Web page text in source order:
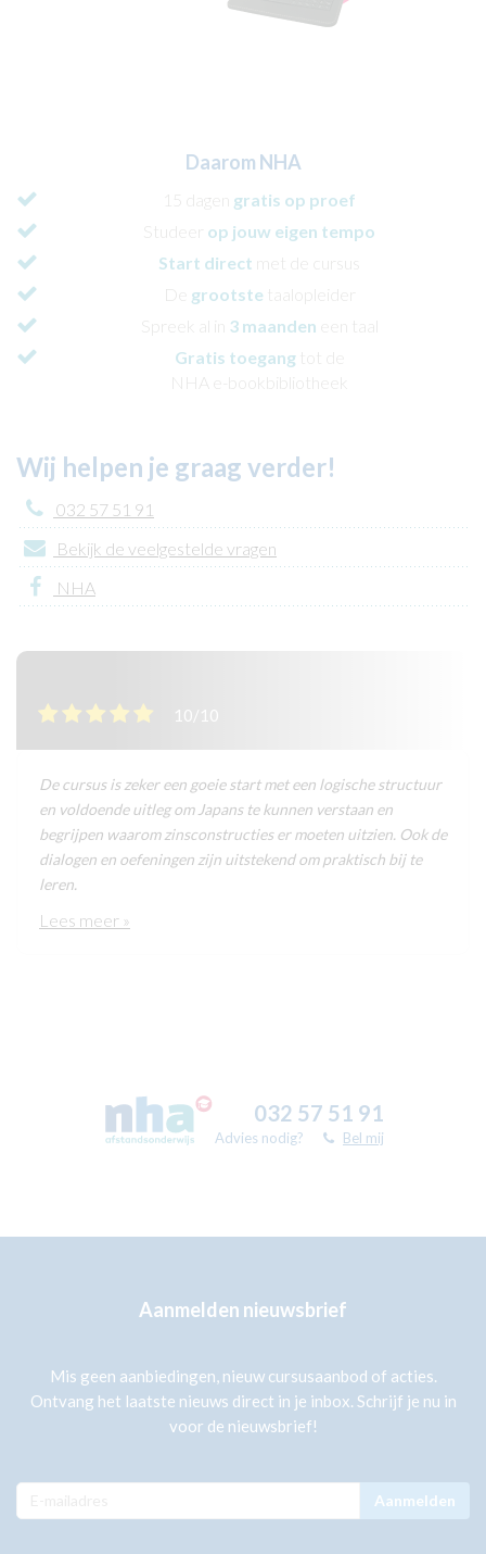
Daarom NHA
15 dagen
gratis op proef
Studeer op jouw eigen tempo
Start direct met de cursus
De grootste taalopleider
Spreek al in 3 maanden een taal
Gratis toegangtot de
NHA e-bookbibliotheek
Wij helpen je graag verder!
032 57 51 91
Bekijk de veelgestelde vragen
NHA
10/10
De cursus is zeker een goeie start met een logische structuur
en voldoende uitleg om Japans te kunnen verstaan en
begrijpen waarom zinsconstructies er moeten uitzien. Ook de
dialogen en oefeningen zijn uitstekend om praktisch bij te
leren.
Lees meer »
032 57 51 91
Advies nodig? Bel mij
Aanmelden nieuwsbrief
Mis geen aanbiedingen, nieuw cursusaanbod of acties.
Ontvang het laatste nieuws direct in je inbox. Schrijf je nu in
voor de nieuwsbrief!
Aanmelden